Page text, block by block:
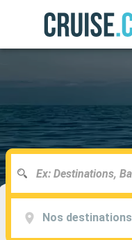
Nos destinations